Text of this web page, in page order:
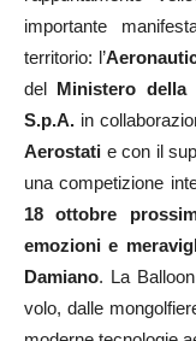
importante
territorio: l’
del Ministero della
S.p.A. in
Aerostati e con il
una competizione
18 ottobre
emozioni e
Damiano. La
volo, dalle